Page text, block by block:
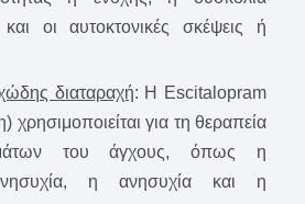
οι αυτοκτονικές σκέψεις ή
διαταραχή: Η Escitalopram
χρησιμοποιείται για τη θεραπεία
του άγχους, όπως η
η ανησυχία και η